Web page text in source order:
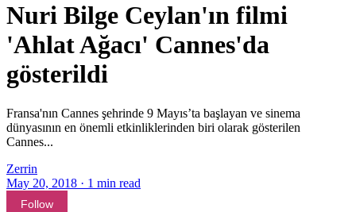
Nuri Bilge Ceylan'ın filmi
'Ahlat Ağacı' Cannes'da
gösterildi
Fransa'nın Cannes şehrinde 9 Mayıs’ta başlayan ve sinema
dünyasının en önemli etkinliklerinden biri olarak gösterilen
Cannes...
Zerrin
May 20, 2018 · 1 min read
Follow